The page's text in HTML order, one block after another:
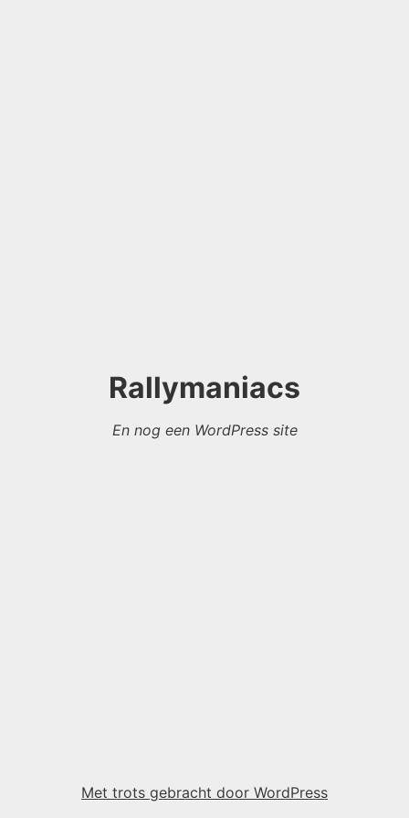
Rallymaniacs
En nog een WordPress site
Met trots gebracht door WordPress